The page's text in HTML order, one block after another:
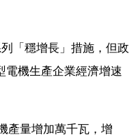
「穩增長」措施，但政
電機生產企業經濟增速
量增加萬千瓦，增